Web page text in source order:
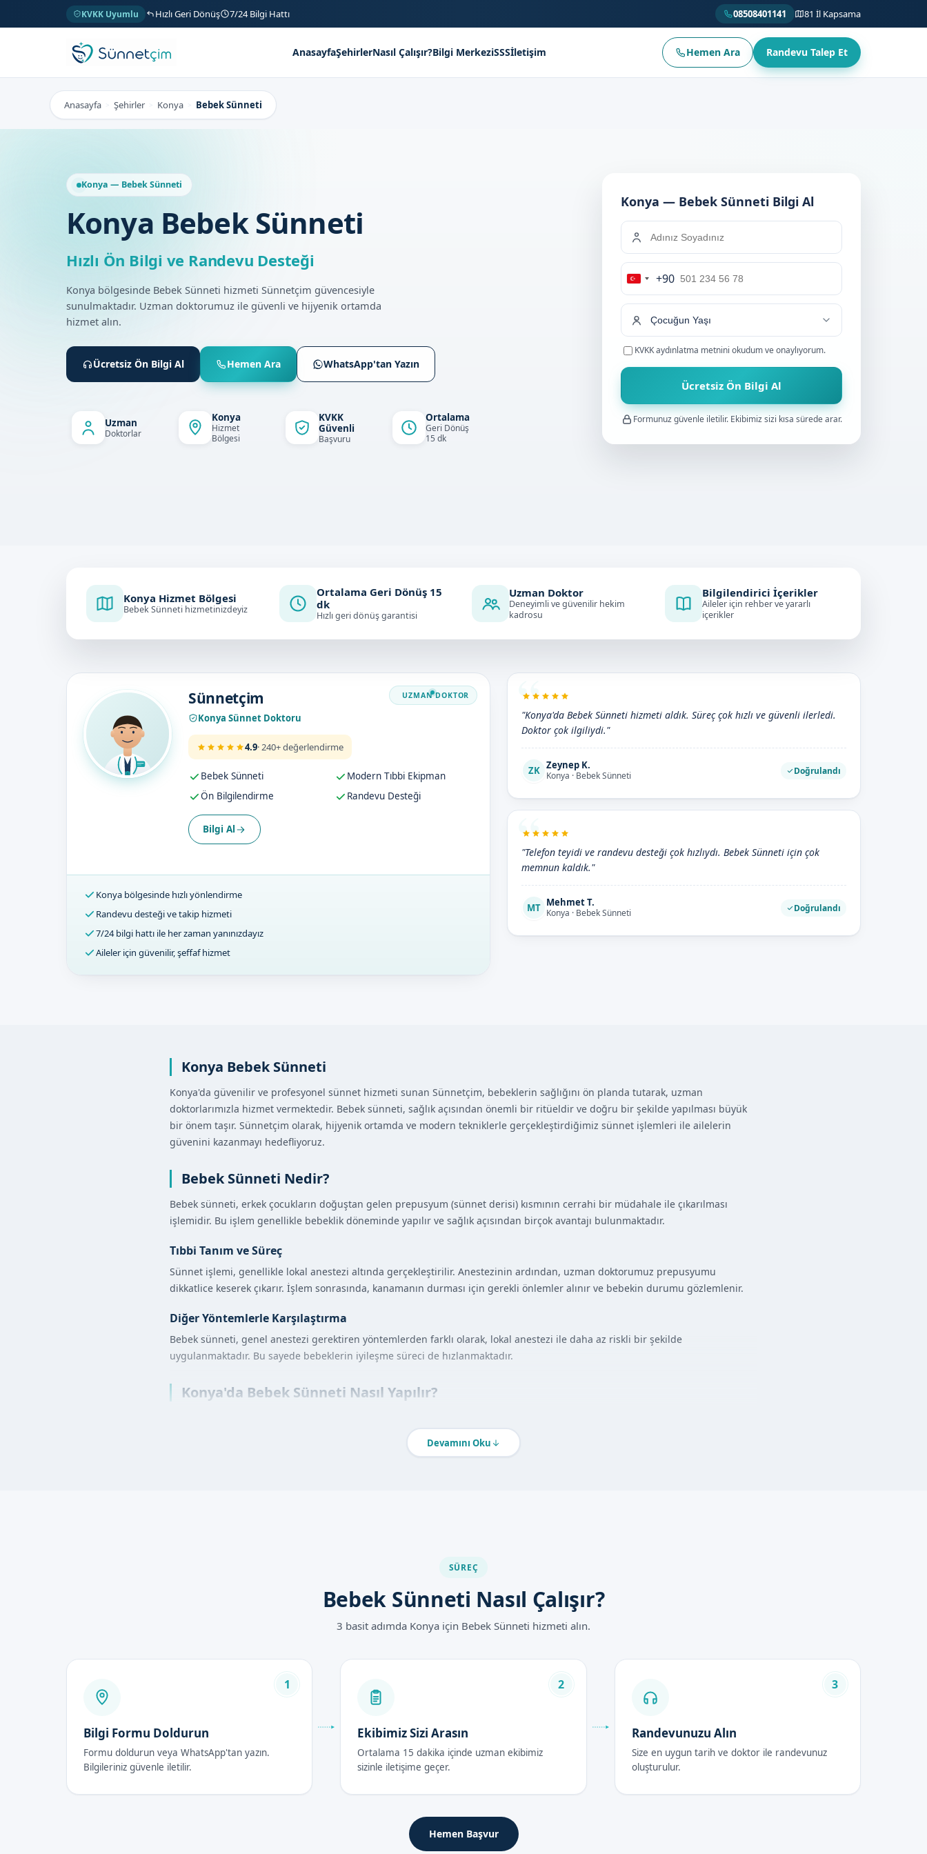
KVKK Uyumlu Hızlı Geri Dönüş 7/24 Bilgi Hattı 08508401141 81 İl Kapsama
AnasayfaŞehirlerNasıl Çalışır?Bilgi MerkeziSSSİletişim Hemen Ara Randevu Talep Et
Anasayfa > Şehirler > Konya > Bebek Sünneti
Konya — Bebek Sünneti
Konya Bebek Sünneti
Hızlı Ön Bilgi ve Randevu Desteği
Konya bölgesinde Bebek Sünneti hizmeti Sünnetçim güvencesiyle
sunulmaktadır. Uzman doktorumuz ile güvenli ve hijyenik ortamda
hizmet alın.
Ücretsiz Ön Bilgi Al Hemen Ara WhatsApp'tan Yazın
Uzman
Doktorlar
Konya
Hizmet
Bölgesi
KVKK
Güvenli
Başvuru
Ortalama
Geri Dönüş
15 dk
Konya — Bebek Sünneti Bilgi Al
Turkey
+90
+90
KVKK aydınlatma metnini okudum ve onaylıyorum.
Ücretsiz Ön Bilgi Al
Formunuz güvenle iletilir. Ekibimiz sizi kısa sürede arar.
Konya Hizmet Bölgesi
Bebek Sünneti hizmetinizdeyiz
Ortalama Geri Dönüş 15
dk
Hızlı geri dönüş garantisi
Uzman Doktor
Deneyimli ve güvenilir hekim
kadrosu
Bilgilendirici İçerikler
Aileler için rehber ve yararlı
içerikler
DoktorumuzSünnetçim
Konya Sünnet Doktoru
4.9· 240+ değerlendirme
Bebek Sünneti
Modern Tıbbi Ekipman
Ön Bilgilendirme
Randevu Desteği
Bilgi Al
Konya bölgesinde hızlı yönlendirme
Randevu desteği ve takip hizmeti
7/24 bilgi hattı ile her zaman yanınızdayız
Aileler için güvenilir, şeffaf hizmet
"Konya'da Bebek Sünneti hizmeti aldık. Süreç çok hızlı ve güvenli ilerledi.
Doktor çok ilgiliydi."
ZK Zeynep K.
Konya · Bebek Sünneti Doğrulandı
"Telefon teyidi ve randevu desteği çok hızlıydı. Bebek Sünneti için çok
memnun kaldık."
MT Mehmet T.
Konya · Bebek Sünneti Doğrulandı
Konya Bebek Sünneti
Konya'da güvenilir ve profesyonel sünnet hizmeti sunan Sünnetçim, bebeklerin sağlığını ön planda tutarak, uzman
doktorlarımızla hizmet vermektedir. Bebek sünneti, sağlık açısından önemli bir ritüeldir ve doğru bir şekilde yapılması büyük
bir önem taşır. Sünnetçim olarak, hijyenik ortamda ve modern tekniklerle gerçekleştirdiğimiz sünnet işlemleri ile ailelerin
güvenini kazanmayı hedefliyoruz.
Bebek Sünneti Nedir?
Bebek sünneti, erkek çocukların doğuştan gelen prepusyum (sünnet derisi) kısmının cerrahi bir müdahale ile çıkarılması
işlemidir. Bu işlem genellikle bebeklik döneminde yapılır ve sağlık açısından birçok avantajı bulunmaktadır.
Tıbbi Tanım ve Süreç
Sünnet işlemi, genellikle lokal anestezi altında gerçekleştirilir. Anestezinin ardından, uzman doktorumuz prepusyumu
dikkatlice keserek çıkarır. İşlem sonrasında, kanamanın durması için gerekli önlemler alınır ve bebekin durumu gözlemlenir.
Diğer Yöntemlerle Karşılaştırma
Bebek sünneti, genel anestezi gerektiren yöntemlerden farklı olarak, lokal anestezi ile daha az riskli bir şekilde
uygulanmaktadır. Bu sayede bebeklerin iyileşme süreci de hızlanmaktadır.
Konya'da Bebek Sünneti Nasıl Yapılır?
Lokal anestezi uygulanarak bebekin acı hissetmemesi sağlanır.
Uzman doktorumuz, sünnet işlemini steril bir ortamda gerçekleştirir.
Sünnet, kültürel ve dini bir ritüel olarak da önemlidir.
Uzman doktorlar tarafından yapılması güvenliği artırır.
2026 yılında Konya'da bebek sünneti fiyatları, uygulanan teknik ve doktorun uzmanlığına göre değişiklik göstermektedir.
Detaylı bilgi için randevu formumuzdan bize ulaşabilirsiniz.
Bebek Sünneti Sonrası Bakım Rehberi
İlk 48 Saat
İşlem sonrası ilk 48 saat içinde bebeğin durumu dikkatle izlenmelidir. Herhangi bir kanama veya enfeksiyon belirtisi
gözlemlendiğinde uzman doktorumuzla iletişime geçilmelidir.
Genel olarak bebekler, sünnet sonrası 5-7 gün içinde normal aktivitelerine dönebilirler. Ancak bu süreçte dikkatli olunması
Devamını Oku
SÜREÇ
Bebek Sünneti Nasıl Çalışır?
3 basit adımda Konya için Bebek Sünneti hizmeti alın.
1
Bilgi Formu Doldurun
Formu doldurun veya WhatsApp'tan yazın.
Bilgileriniz güvenle iletilir.
2
Ekibimiz Sizi Arasın
Ortalama 15 dakika içinde uzman ekibimiz
sizinle iletişime geçer.
3
Randevunuzu Alın
Size en uygun tarih ve doktor ile randevunuz
oluşturulur.
Hemen Başvur